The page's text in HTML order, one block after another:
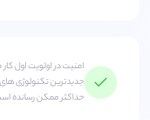
امنیت در اولویت اول کار
جدیدترین تکنولوژی های
حداکثر ممکن رسانده